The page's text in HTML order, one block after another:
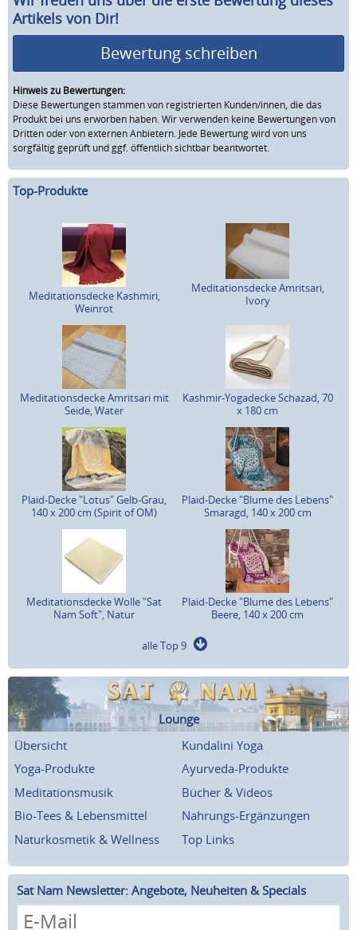
Artikels von Dir!
Bewertung schreiben
Hinweis zu Bewertungen:
Diese Bewertungen stammen von registrierten Kunden/innen, die das
Produkt bei uns erworben haben. Wir verwenden keine Bewertungen von
Dritten oder von externen Anbietern. Jede Bewertung wird von uns
sorgfältig geprüft und ggf. öffentlich sichtbar beantwortet.
Top-Produkte
Meditationsdecke Kashmiri,
Weinrot
Meditationsdecke Amritsari,
Ivory
Meditationsdecke Amritsari mit
Seide, Water
Kashmir-Yogadecke Schazad, 70
x 180 cm
Plaid-Decke "Lotus" Gelb-Grau,
140 x 200 cm (Spirit of OM)
Plaid-Decke "Blume des Lebens"
Smaragd, 140 x 200 cm
Meditationsdecke Wolle "Sat
Nam Soft", Natur
Plaid-Decke "Blume des Lebens"
Beere, 140 x 200 cm
alle Top 9
Lounge
Übersicht
Kundalini Yoga
Yoga-Produkte
Ayurveda-Produkte
Meditationsmusik
Bücher & Videos
Bio-Tees & Lebensmittel
Nahrungs-Ergänzungen
Naturkosmetik & Wellness
Top Links
Sat Nam Newsletter: Angebote, Neuheiten & Specials